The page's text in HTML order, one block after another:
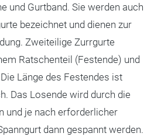
und Gurtband. Sie werden auch
bezeichnet und dienen zur
Zweiteilige Zurrgurte
Ratschenteil (Festende) und
Länge des Festendes ist
Das Losende wird durch die
und je nach erforderlicher
dann gespannt werden.